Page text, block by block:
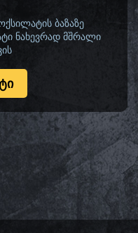
ბაზაზე
ნახევრად მშრალი